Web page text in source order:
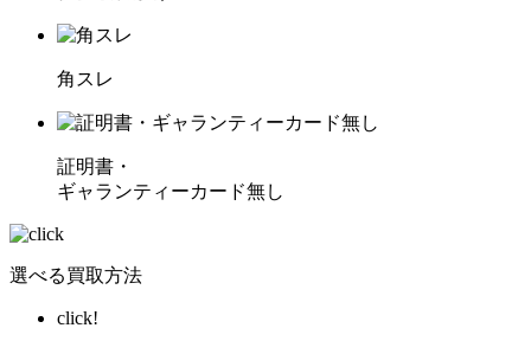
角スレ
証明書・
ギャランティーカード無し
選べる買取方法
click!